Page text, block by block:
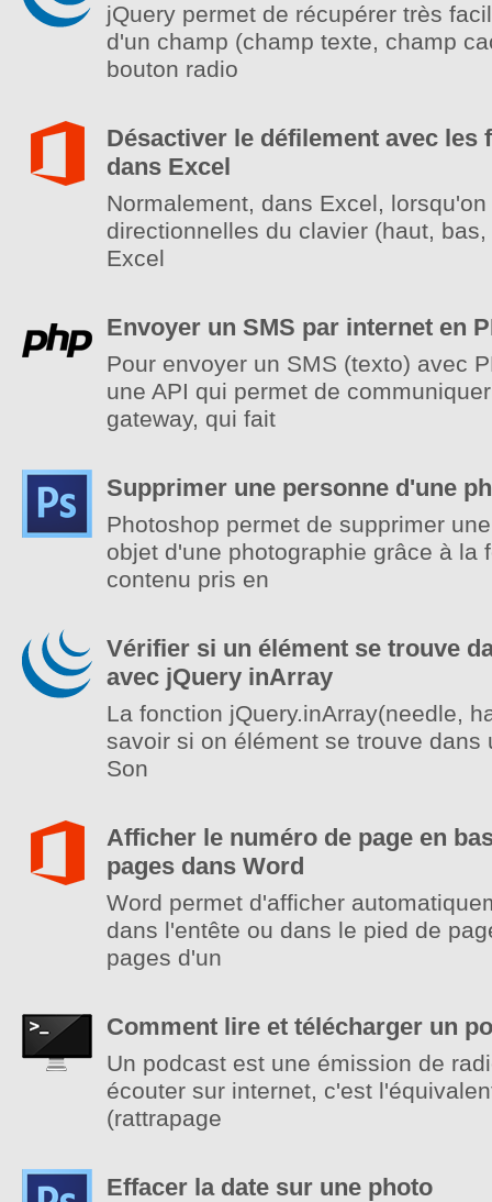
jQuery permet de récupérer très
d'un champ (champ texte, champ
bouton radio
Désactiver le défilement avec les
dans Excel
Normalement, dans Excel,
directionnelles du clavier (haut,
Excel
Envoyer un SMS par internet en
Pour envoyer un SMS (texto) avec
une API qui permet de
gateway, qui fait
Supprimer une personne d'une
Photoshop permet de supprimer
objet d'une photographie grâce à la
contenu pris en
Vérifier si un élément se trouve
avec jQuery inArray
La fonction jQuery.inArray(needle,
savoir si on élément se trouve dans
Son
Afficher le numéro de page en
pages dans Word
Word permet d'afficher
dans l'entête ou dans le pied de
pages d'un
Comment lire et télécharger un
Un podcast est une émission de
écouter sur internet, c'est
(rattrapage
Effacer la date sur une photo